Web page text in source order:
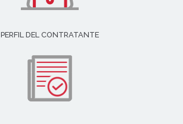
PERFIL DEL CONTRATANTE